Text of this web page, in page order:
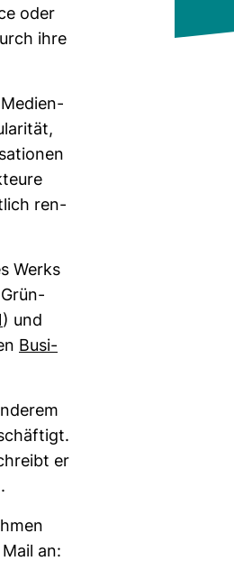
oder
ihre
Medi­en­
ren­
Werks
Grün­
) und
Busi­
er
an: